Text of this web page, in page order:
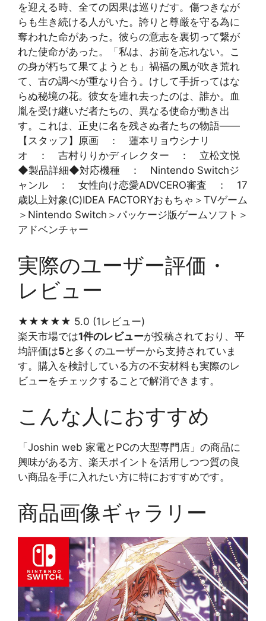
を迎える時、全ての因果は巡りだす。傷つきなが
らも生き続ける人がいた。誇りと尊厳を守る為に
奪われた命があった。彼らの意志を裏切って繋が
れた使命があった。「私は、お前を忘れない。こ
の身が朽ちて果てようとも」禍福の風が吹き荒れ
て、古の調べが重なり合う。けして手折ってはな
らぬ秘境の花。彼女を連れ去ったのは、誰か。血
胤を受け継いだ者たちの、異なる使命が動き出
す。これは、正史に名を残さぬ者たちの物語——
【スタッフ】原画 ： 蓮本リョウシナリ
オ ： 吉村りりかディレクター ： 立松文悦
◆製品詳細◆対応機種 ： Nintendo Switchジ
ャンル ： 女性向け恋愛ADVCERO審査 ： 17
歳以上対象(C)IDEA FACTORYおもちゃ＞TVゲーム
＞Nintendo Switch＞パッケージ版ゲームソフト＞
アドベンチャー
実際のユーザー評価・
レビュー
★★★★★ 5.0 (1レビュー)
楽天市場では1件のレビューが投稿されており、平
均評価は5 と多くのユーザーから支持されていま
す。購入を検討している方の不安材料も実際のレ
ビューをチェックすることで解消できます。
こんな人におすすめ
「Joshin web 家電とPCの大型専門店」の商品に
興味がある方、楽天ポイントを活用しつつ質の良
い商品を手に入れたい方に特におすすめです。
商品画像ギャラリー